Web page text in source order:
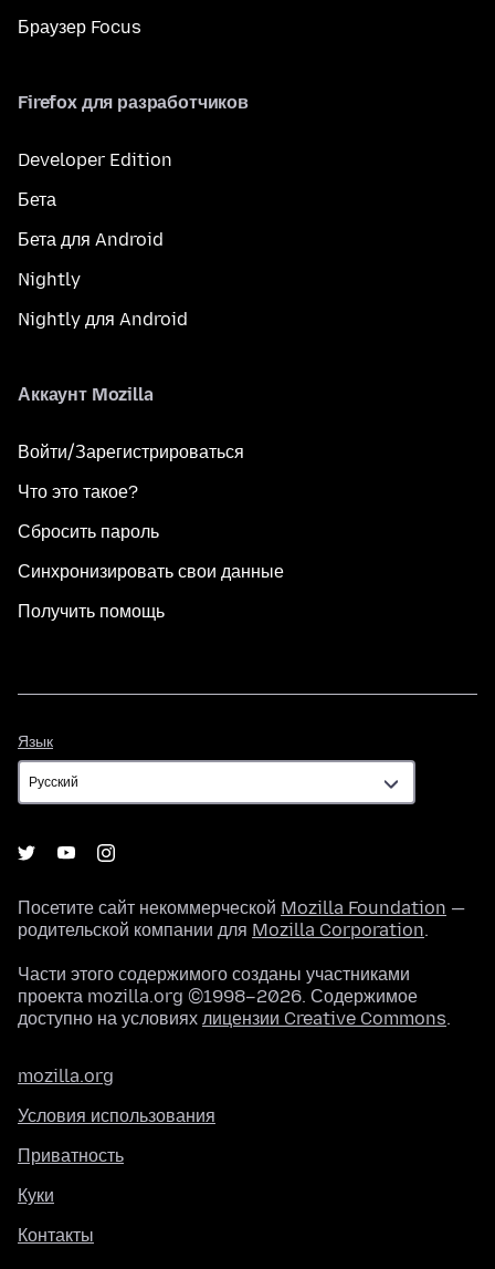
Браузер Focus
Firefox для разработчиков
Developer Edition
Бета
Бета для Android
Nightly
Nightly для Android
Аккаунт Mozilla
Войти/Зарегистрироваться
Что это такое?
Сбросить пароль
Синхронизировать свои данные
Получить помощь
Язык
Посетите сайт некоммерческой Mozilla Foundation —
родительской компании для Mozilla Corporation.
Части этого содержимого созданы участниками
проекта mozilla.org ©1998–2026. Содержимое
доступно на условиях лицензии Creative Commons.
mozilla.org
Условия использования
Приватность
Куки
Контакты